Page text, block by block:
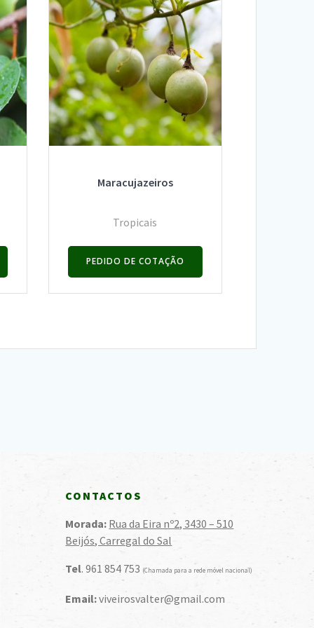
Maracujazeiros
Tropicais
PEDIDO DE COTAÇÃO
CONTACTOS
Morada: Rua da Eira nº2, 3430 – 510
Beijós, Carregal do Sal
Tel. 961 854 753 (Chamada para a rede móvel nacional)
Email:viveirosvalter@gmail.com